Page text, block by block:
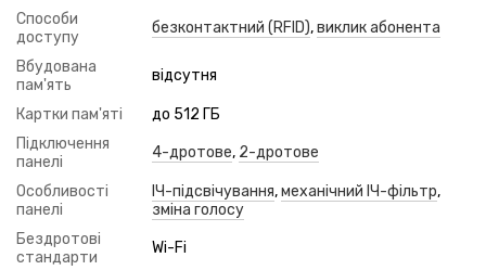
Способи
доступу
безконтактний (RFID),виклик абонента
Вбудована
пам'ять
відсутня
Картки пам'яті
до 512 ГБ
Підключення
панелі
4-дротове, 2-дротове
Особливості
панелі
ІЧ-підсвічування,механічний ІЧ-фільтр,
зміна голосу
Бездротові
стандарти
Wi-Fi